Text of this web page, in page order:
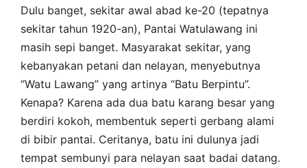
Dulu banget, sekitar awal abad ke-20 (tepatnya
sekitar tahun 1920-an), Pantai Watulawang ini
masih sepi banget. Masyarakat sekitar, yang
kebanyakan petani dan nelayan, menyebutnya
“Watu Lawang” yang artinya “Batu Berpintu”.
Kenapa? Karena ada dua batu karang besar yang
berdiri kokoh, membentuk seperti gerbang alami
di bibir pantai. Ceritanya, batu ini dulunya jadi
tempat sembunyi para nelayan saat badai datang.